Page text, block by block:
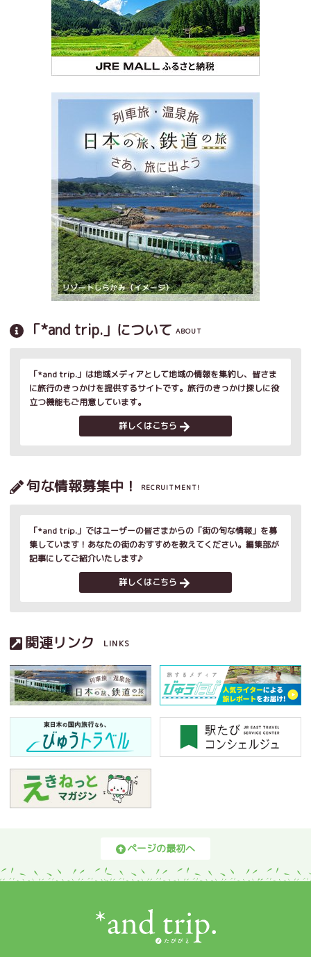
「*and trip.」について ABOUT
「*and trip.」は地域メディアとして地域の情報を集約し、皆さま
に旅行のきっかけを提供するサイトです。旅行のきっかけ探しに役
立つ機能もご用意しています。
詳しくはこちら
旬な情報募集中！ RECRUITMENT!
「*and trip.」ではユーザーの皆さまからの「街の旬な情報」を募
集しています！あなたの街のおすすめを教えてください。編集部が
記事にしてご紹介いたします♪
詳しくはこちら
関連リンク LINKS
ページの最初へ